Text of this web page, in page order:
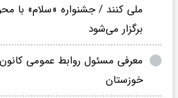
ملی کنند / جشنواره «سلام» با
برگزار می‌شود
معرفی مسئول روابط عمومی کانون
خوزستان